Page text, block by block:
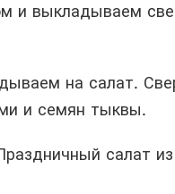
и выкладываем
на салат.
и семян тыквы.
салат из